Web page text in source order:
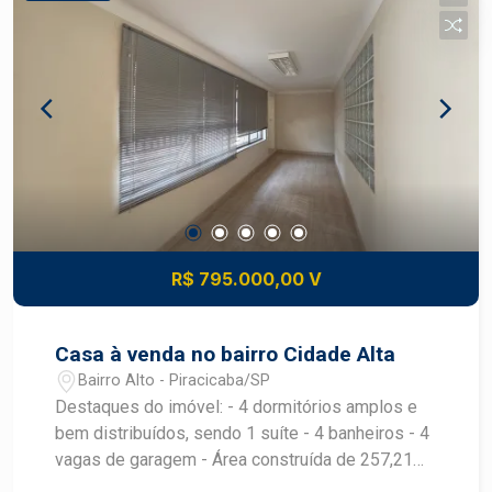
infraestrutura completa; -Fácil acesso às
principais vias da cidade; Agende uma visita e
conheça essa excelente oportunidade!
R$ 795.000,00 V
Casa à venda no bairro Cidade Alta
Bairro Alto - Piracicaba/SP
Destaques do imóvel: - 4 dormitórios amplos e
bem distribuídos, sendo 1 suíte - 4 banheiros - 4
vagas de garagem - Área construída de 257,21